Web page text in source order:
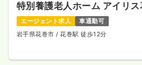
特別養護老人ホーム アイリス
エージェント求人
車通勤可
岩手県花巻市/ 花巻駅 徒歩12分